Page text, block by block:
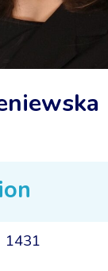
1431